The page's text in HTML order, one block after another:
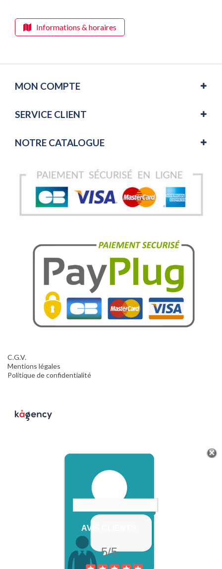
Informations & horaires
MON COMPTE
SERVICE CLIENT
NOTRE CATALOGUE
C.G.V.
Mentions légales
Politique de confidentialité
AVIS CLIENTS
5/5